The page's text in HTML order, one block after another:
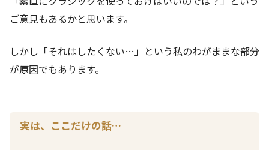
ご意見もあるかと思います。
しかし「それはしたくない…」という私のわがままな部分
が原因でもあります。
実は、ここだけの話…